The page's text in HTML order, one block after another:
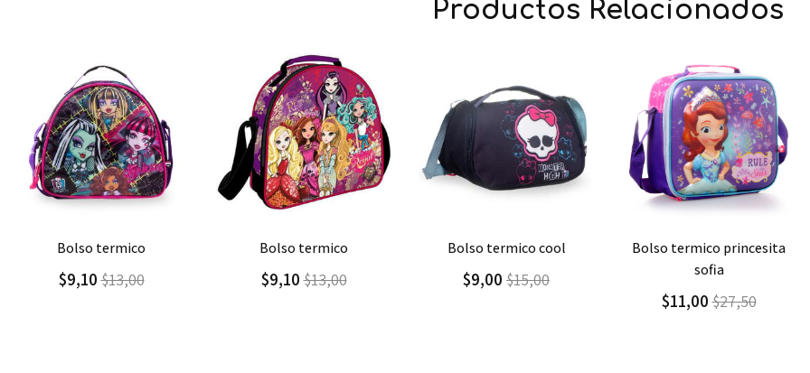
Productos Relacionados
Agregar Detalle
bolso termico
$9,10$13,00
Agregar Detalle
bolso termico cool
$9,00 $15,00
Agregar Detalle
sofia
Agregar Detalle
bolso termico
descendientes
$10,00 $20,00